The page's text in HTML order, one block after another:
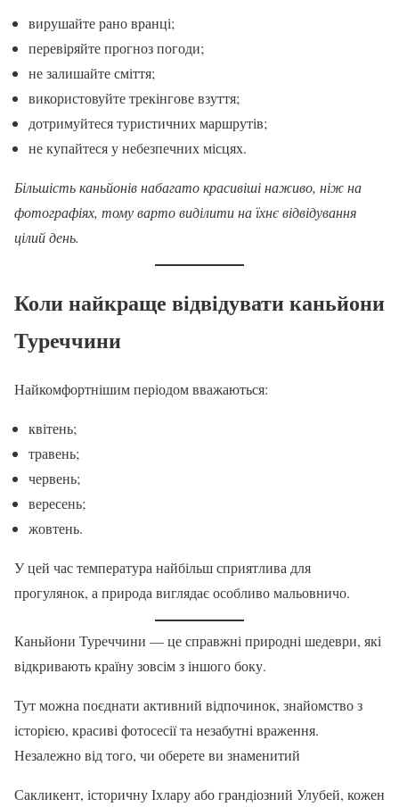
вирушайте рано вранці;
перевіряйте прогноз погоди;
не залишайте сміття;
використовуйте трекінгове взуття;
дотримуйтеся туристичних маршрутів;
не купайтеся у небезпечних місцях.
Більшість каньйонів набагато красивіші наживо, ніж на
фотографіях, тому варто виділити на їхнє відвідування
цілий день.
Коли найкраще відвідувати каньйони
Туреччини
Найкомфортнішим періодом вважаються:
квітень;
травень;
червень;
вересень;
жовтень.
У цей час температура найбільш сприятлива для
прогулянок, а природа виглядає особливо мальовничо.
Каньйони Туреччини — це справжні природні шедеври, які
відкривають країну зовсім з іншого боку.
Тут можна поєднати активний відпочинок, знайомство з
історією, красиві фотосесії та незабутні враження.
Незалежно від того, чи оберете ви знаменитий
Сакликент, історичну Іхлару або грандіозний Улубей, кожен